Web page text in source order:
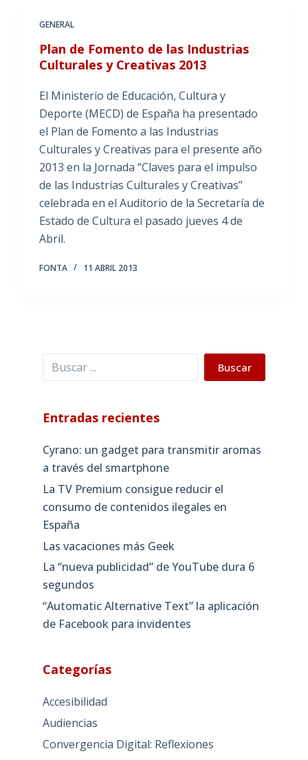
GENERAL
Plan de Fomento de las Industrias
Culturales y Creativas 2013
El Ministerio de Educación, Cultura y
Deporte (MECD) de España ha presentado
el Plan de Fomento a las Industrias
Culturales y Creativas para el presente año
2013 en la Jornada “Claves para el impulso
de las Industrias Culturales y Creativas”
celebrada en el Auditorio de la Secretaría de
Estado de Cultura el pasado jueves 4 de
Abril.
FONTA 11 ABRIL 2013
Buscar Buscar
Entradas recientes
Cyrano: un gadget para transmitir aromas
a través del smartphone
La TV Premium consigue reducir el
consumo de contenidos ilegales en
España
Las vacaciones más Geek
La “nueva publicidad” de YouTube dura 6
segundos
“Automatic Alternative Text” la aplicación
de Facebook para invidentes
Categorías
Accesibilidad
Audiencias
Convergencia Digital: Reflexiones